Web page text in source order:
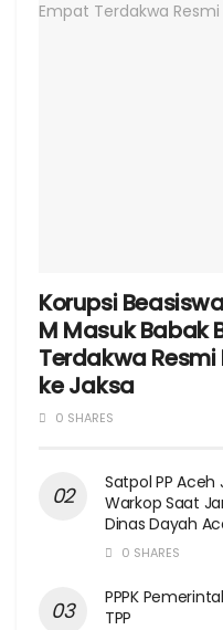
Korupsi
M Masuk Babak
Terdakwa
ke Jaksa
0 SHARES
Satpol PP Aceh
Warkop Saat
Dinas Dayah
0 SHARES
PPPK
TPP